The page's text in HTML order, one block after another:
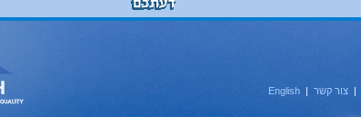
| צור קשר |
English